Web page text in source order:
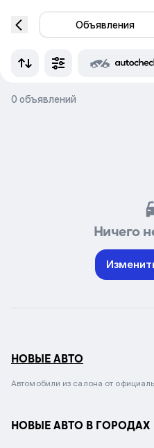
Объявления
0 объявлений
Ничего
НОВЫЕ АВТО
Автомобили из салона от
НОВЫЕ АВТО В ГОРОДАХ